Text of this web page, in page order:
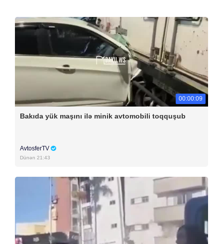
00:00:09
Bakıda yük maşını ilə minik avtomobili toqquşub
AvtosferTV
Dünən 21:43